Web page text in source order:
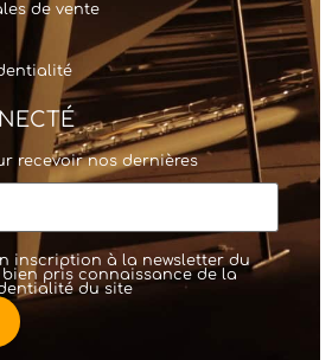
de vente
recevoir nos dernières
inscription à la newsletter du
pris connaissance de la
du site